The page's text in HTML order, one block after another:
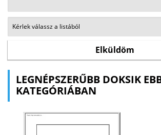
LEGNÉPSZERŰBB DOKSIK
KATEGÓRIÁBAN